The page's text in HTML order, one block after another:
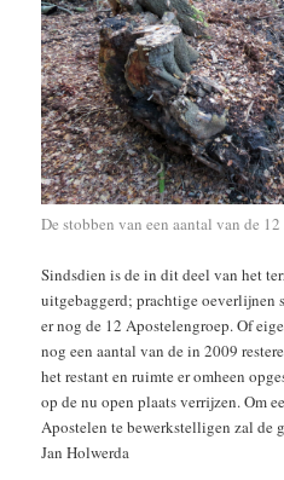
De stobben van een aantal van de
Sindsdien is de in dit deel van het
uitgebaggerd; prachtige oeverlijnen
er nog de 12 Apostelengroep. Of
nog een aantal van de in 2009
het restant en ruimte er omheen
op de nu open plaats verrijzen. Om
Apostelen te bewerkstelligen zal de
Jan Holwerda